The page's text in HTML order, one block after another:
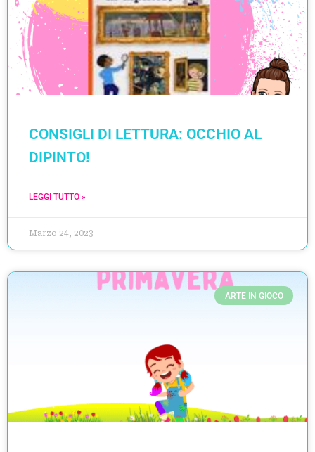
CONSIGLI DI LETTURA: OCCHIO AL
DIPINTO!
LEGGI TUTTO »
Marzo 24, 2023
ARTE IN GIOCO